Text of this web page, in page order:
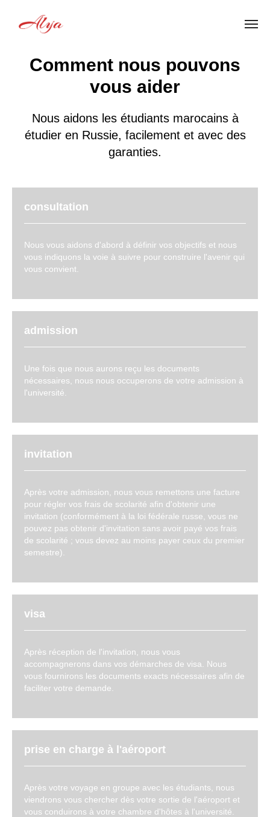
Comment nous pouvons
vous aider
Nous aidons les étudiants marocains à
étudier en Russie, facilement et avec des
garanties.
consultation
Nous vous aidons d'abord à définir vos objectifs et nous
vous indiquons la voie à suivre pour construire l'avenir qui
vous convient.
admission
Une fois que nous aurons reçu les documents
nécessaires, nous nous occuperons de votre admission à
l'université.
invitation
Après votre admission, nous vous remettons une facture
pour régler vos frais de scolarité afin d'obtenir une
invitation (conformément à la loi fédérale russe, vous ne
pouvez pas obtenir d'invitation sans avoir payé vos frais
de scolarité ; vous devez au moins payer ceux du premier
semestre).
visa
Après réception de l'invitation, nous vous
accompagnerons dans vos démarches de visa. Nous
vous fournirons les documents exacts nécessaires afin de
faciliter votre demande.
prise en charge à l'aéroport
Après votre voyage en groupe avec les étudiants, nous
viendrons vous chercher dès votre sortie de l'aéroport et
vous conduirons à votre chambre d'hôtes à l'université.